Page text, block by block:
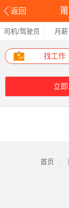
返回
司机/驾驶员 月薪
找工作
立
首页